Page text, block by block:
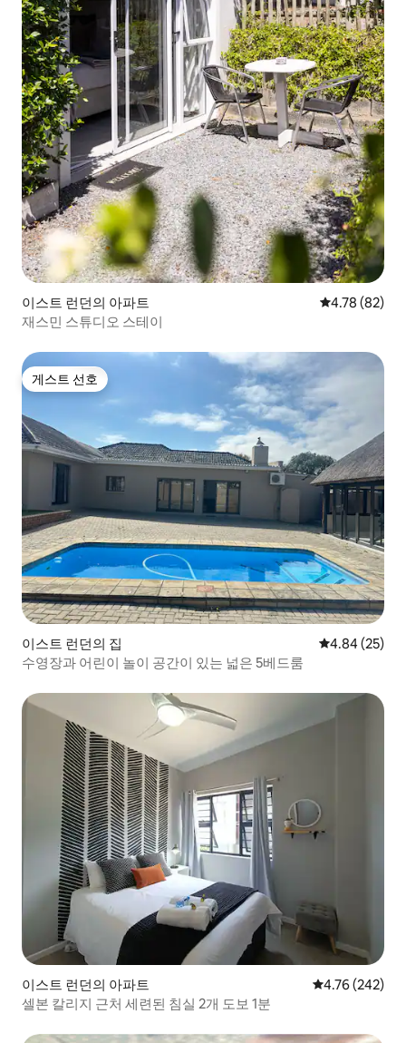
이스트 런던의 아파트 평점 4.78점(5
4.78 (82)
재스민 스튜디오 스테이
게스트 선호
게스트 선호
이스트 런던의 집 평점 4.84점(5
4.84 (25)
수영장과 어린이 놀이 공간이 있는 넓은 5베드룸
이스트 런던의 아파트 평점 4.76점(5
4.76 (242)
셀본 칼리지 근처 세련된 침실 2개 도보 1분